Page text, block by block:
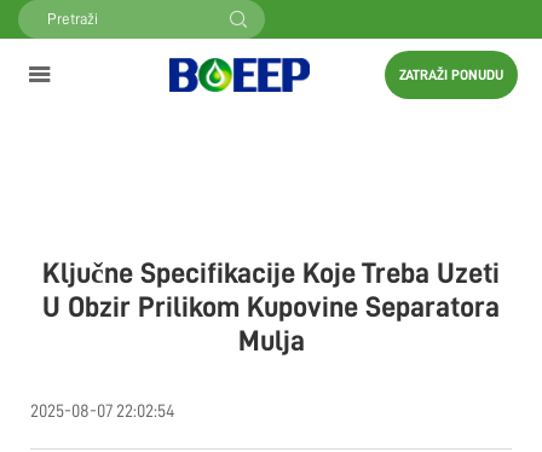
ZATRAŽI PONUDU
Ključne Specifikacije Koje Treba Uzeti
U Obzir Prilikom Kupovine Separatora
Mulja
2025-08-07 22:02:54